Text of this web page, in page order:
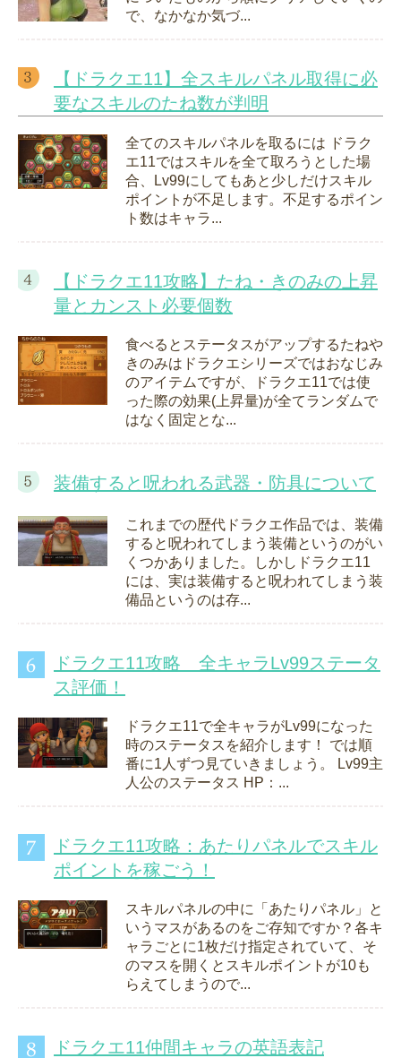
で、なかなか気づ...
【ドラクエ11】全スキルパネル取得に必
要なスキルのたね数が判明
全てのスキルパネルを取るには ドラク
エ11ではスキルを全て取ろうとした場
合、Lv99にしてもあと少しだけスキル
ポイントが不足します。不足するポイン
ト数はキャラ...
【ドラクエ11攻略】たね・きのみの上昇
量とカンスト必要個数
食べるとステータスがアップするたねや
きのみはドラクエシリーズではおなじみ
のアイテムですが、ドラクエ11では使
った際の効果(上昇量)が全てランダムで
はなく固定とな...
装備すると呪われる武器・防具について
これまでの歴代ドラクエ作品では、装備
すると呪われてしまう装備というのがい
くつかありました。しかしドラクエ11
には、実は装備すると呪われてしまう装
備品というのは存...
ドラクエ11攻略 全キャラLv99ステータ
ス評価！
ドラクエ11で全キャラがLv99になった
時のステータスを紹介します！ では順
番に1人ずつ見ていきましょう。 Lv99主
人公のステータス HP：...
ドラクエ11攻略：あたりパネルでスキル
ポイントを稼ごう！
スキルパネルの中に「あたりパネル」と
いうマスがあるのをご存知ですか？各キ
ャラごとに1枚だけ指定されていて、そ
のマスを開くとスキルポイントが10も
らえてしまうので...
ドラクエ11仲間キャラの英語表記